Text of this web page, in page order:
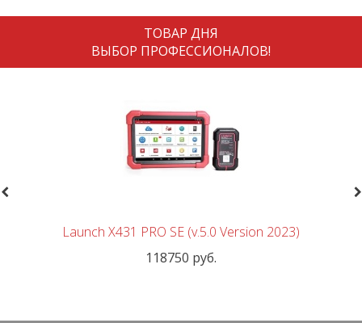
ТОВАР ДНЯ
ВЫБОР ПРОФЕССИОНАЛОВ!
Launch X431 PRO SE (v.5.0 Version 2023)
118750 руб.